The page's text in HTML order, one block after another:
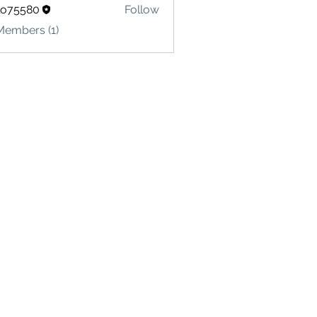
Follow
(1)